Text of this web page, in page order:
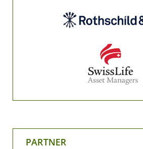
PARTNER